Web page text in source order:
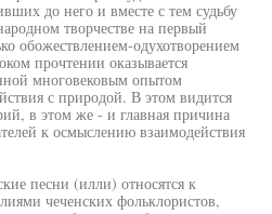
до него и вместе с тем судьбу
творчестве на первый
обожествлением-одухотворением
прочтении оказывается
многовековым опытом
с природой. В этом видится
в этом же - и главная причина
к осмыслению взаимодействия
песни (илли) относятся к
чеченских фольклористов,